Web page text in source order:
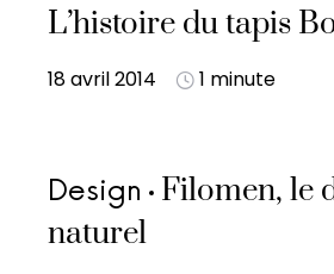
L’histoire du tapis
18 avril 2014 1 minute
Design
Filomen, le
naturel